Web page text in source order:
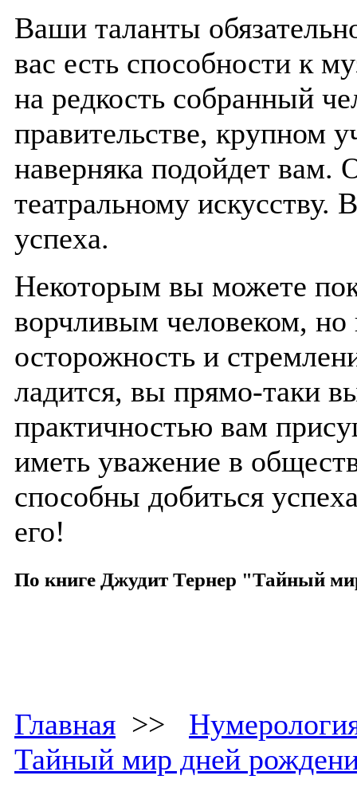
Ваши таланты
вас есть способности к
на редкость собранный
правительстве, крупном
наверняка подойдет вам.
театральному искусству.
успеха.
Некоторым вы можете
ворчливым человеком,
осторожность и
ладится, вы прямо-таки
практичностью вам
иметь уважение в
способны добиться
его!
По книге Джудит Тернер "Тайный
Главная >>
Тайный мир дней